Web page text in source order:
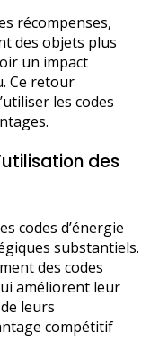
récompenses,
des objets plus
un impact
Ce retour
les codes
des
codes d’énergie
substantiels.
des codes
améliorent leur
leurs
compétitif